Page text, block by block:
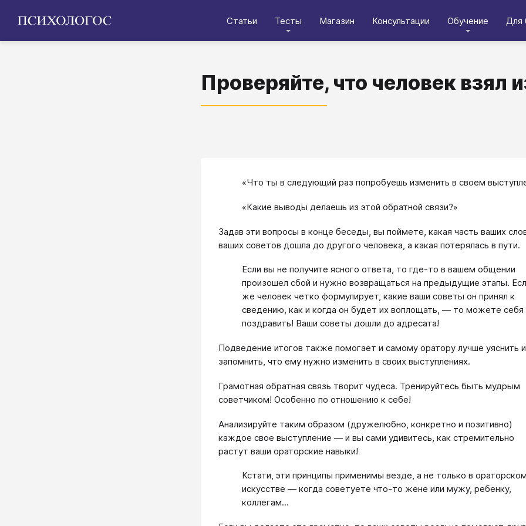
Статьи Тесты Магазин Консультации Обучение Для
Проверяйте, что человек взял
«Что ты в следующий раз попробуешь изменить в своем
«Какие выводы делаешь из этой обратной связи?»
Задав эти вопросы в конце беседы, вы поймете, какая часть ваших
ваших советов дошла до другого человека, а какая потерялась в пути.
Если вы не получите ясного ответа, то где-то в вашем общении
произошел сбой и нужно возвращаться на предыдущие этапы.
же человек четко формулирует, какие ваши советы он принял к
сведению, как и когда он будет их воплощать, — то можете себя
поздравить! Ваши советы дошли до адресата!
Подведение итогов также помогает и самому оратору лучше уяснить и
запомнить, что ему нужно изменить в своих выступлениях.
Грамотная обратная связь творит чудеса. Тренируйтесь быть мудрым
советчиком! Особенно по отношению к себе!
Анализируйте таким образом (дружелюбно, конкретно и позитивно)
каждое свое выступление — и вы сами удивитесь, как стремительно
растут ваши ораторские навыки!
Кстати, эти принципы применимы везде, а не только в
искусстве — когда советуете что-то жене или мужу, ребенку,
коллегам...